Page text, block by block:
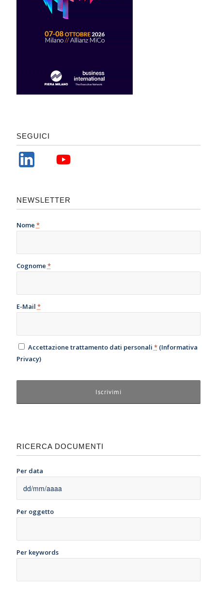
SEGUICI
NEWSLETTER
Nome *
Cognome *
E-Mail *
Accettazione trattamento dati personali *(Informativa
Privacy)
RICERCA DOCUMENTI
Per data
Per oggetto
Per keywords